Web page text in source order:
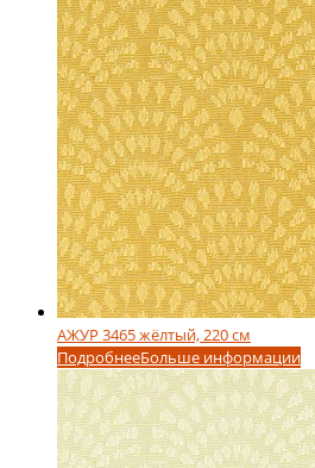
АЖУР 3465 жёлтый, 220 см
ПодробнееБольше информации